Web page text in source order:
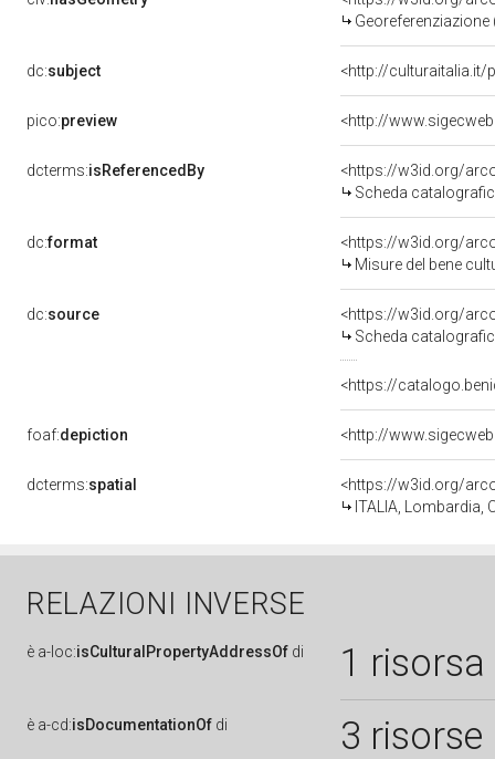
dc:subject <http://culturaitalia.it/
pico:preview <http://
dcterms:isReferencedBy
<https://w3id.org/
Scheda
dc:format
<https://w3id.org/
Misure del bene
dc:source
<https://w3id.org/
Scheda
<https://
foaf:depiction <http://
dcterms:spatial
<https://w3id.org/
ITALIA, Lombardia,
RELAZIONI INVERSE
è a-loc:isCulturalPropertyAddressOf di 1 risorsa
è a-cd:isDocumentationOf di 3 risorse